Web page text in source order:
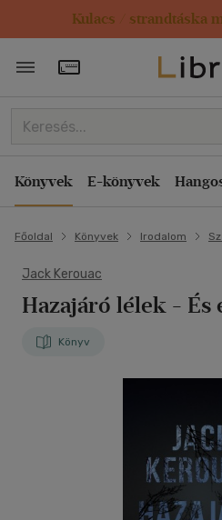
Kulacs / strandtáska
Törzsvásárlói Kártya
Könyvek E-könyvek
Főoldal Könyvek Irodalom
Jack Kerouac
Hazajáró lélek - És
Könyv